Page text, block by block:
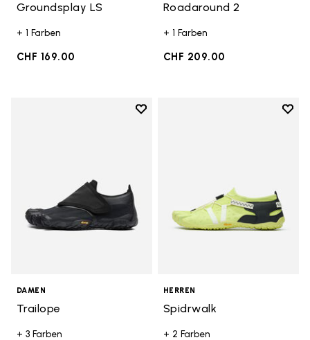
Groundsplay LS
+ 1 Farben
CHF 169.00
Roadaround 2
+ 1 Farben
CHF 209.00
Add to wishlist
DAMEN
Trailope
+ 3 Farben
Add
HERREN
Spidrwalk
+ 2 Farben